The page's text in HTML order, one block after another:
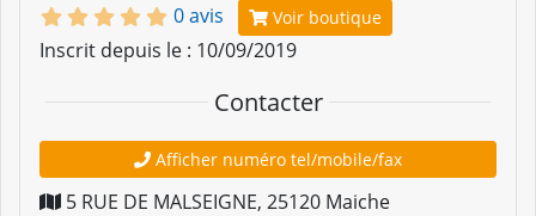
0 avis
Voir boutique
Inscrit depuis le : 10/09/2019
Contacter
Afficher numéro tel/mobile/fax
5 RUE DE MALSEIGNE, 25120 Maiche